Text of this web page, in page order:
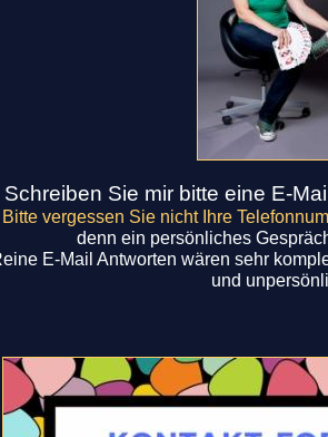
Schreiben Sie mir bitte eine E-
Bitte vergessen Sie nicht Ihre
denn ein persönliches
E-Mail Antworten wären sehr
und